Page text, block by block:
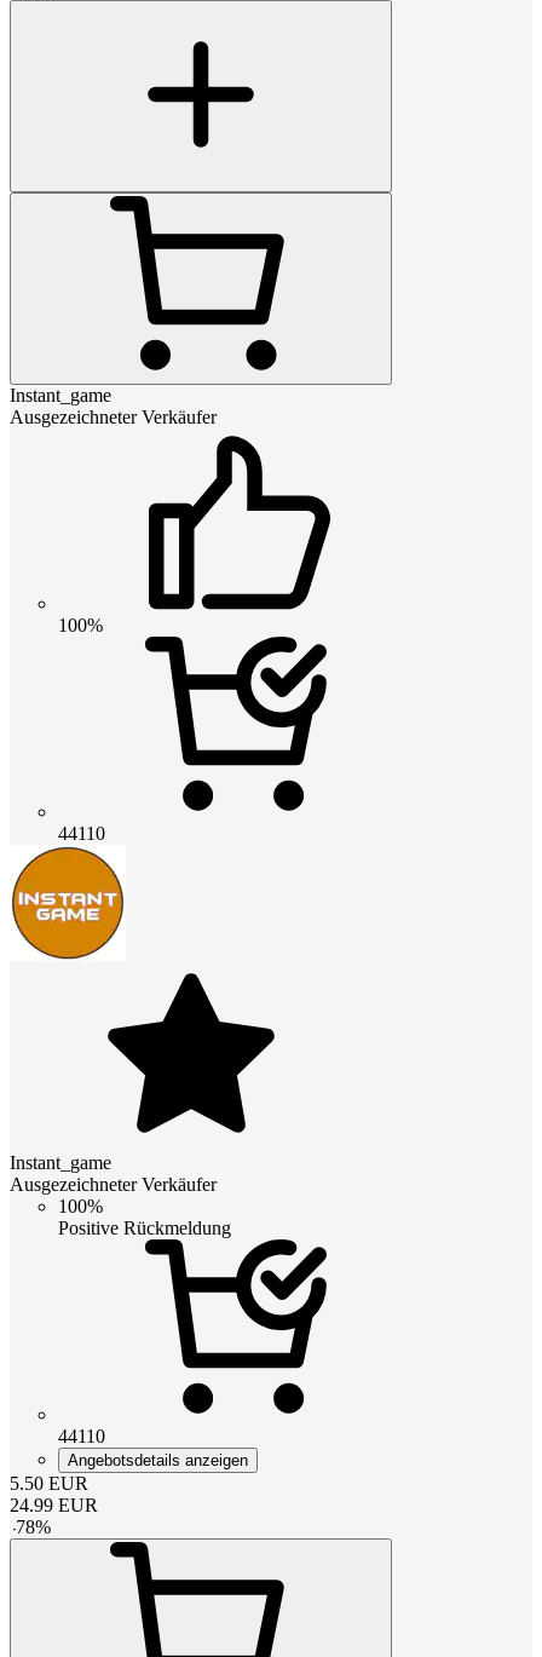
Instant_game
Ausgezeichneter Verkäufer
100%
44110
Instant_game
Ausgezeichneter Verkäufer
100%
Positive Rückmeldung
44110
Angebotsdetails anzeigen
5.50 EUR
24.99 EUR
-78%